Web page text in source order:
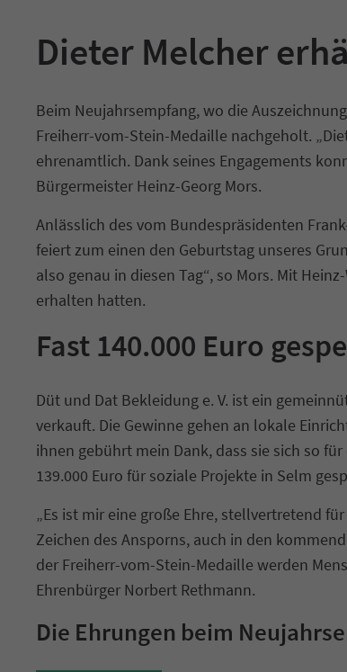
Dieter Melcher
Beim Neujahrsempfang, wo die
Freiherr-vom-Stein-Medaille nachgeholt.
ehrenamtlich. Dank seines Engagements
Bürgermeister Heinz-Georg Mors.
Anlässlich des vom Bundespräsidenten
feiert zum einen den Geburtstag unseres
also genau in diesen Tag“, so Mors. Mit
erhalten hatten.
Fast 140.000 Euro
Düt und Dat Bekleidung e. V. ist ein
verkauft. Die Gewinne gehen an lokale
ihnen gebührt mein Dank, dass sie sich so
139.000 Euro für soziale Projekte in Selm
„Es ist mir eine große Ehre, stellvertretend
Zeichen des Ansporns, auch in den
der Freiherr-vom-Stein-Medaille werden
Ehrenbürger Norbert Rethmann.
Die Ehrungen beim